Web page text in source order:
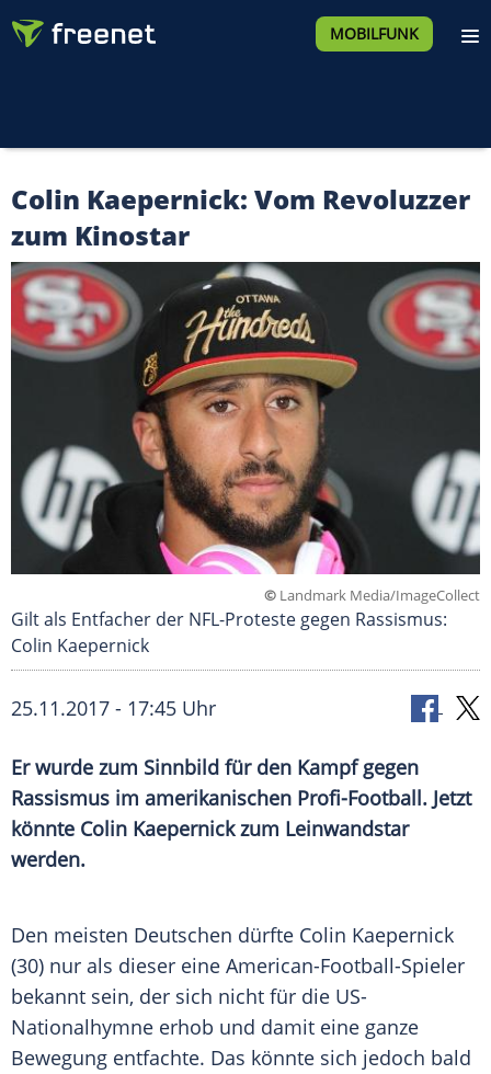
MOBILFUNK
Colin Kaepernick: Vom Revoluzzer
zum Kinostar
© Landmark Media/ImageCollect
Gilt als Entfacher der NFL-Proteste gegen Rassismus:
Colin Kaepernick
25.11.2017 - 17:45 Uhr
Er wurde zum Sinnbild für den Kampf gegen
Rassismus im amerikanischen Profi-Football. Jetzt
könnte Colin Kaepernickzum Leinwandstar
werden.
Den meisten Deutschen dürfte Colin Kaepernick
(30) nur als dieser eine American-Football-Spieler
bekannt sein, der sich nicht für die US-
Nationalhymne erhob und damit eine ganze
Bewegung entfachte. Das könnte sich jedoch bald